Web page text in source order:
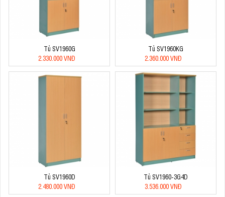
Tủ SV1960G
2.330.000 VNĐ
Tủ SV1960KG
2.360.000 VNĐ
Tủ SV1960D
2.480.000 VNĐ
Tủ SV1960-3G4D
3.536.000 VNĐ